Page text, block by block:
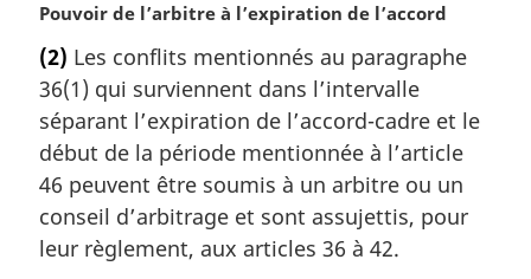
l
e
:
N
t
e
m
a
g
i
n
Pouvoir de l’arbitre à l’expiration de l’accord
(2) Les conflits mentionnés au paragraphe
36(1) qui surviennent dans l’intervalle
séparant l’expiration de l’accord-cadre et le
début de la période mentionnée à l’article
46 peuvent être soumis à un arbitre ou un
conseil d’arbitrage et sont assujettis, pour
leur règlement, aux articles 36 à 42.